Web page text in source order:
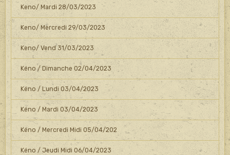
Keno/ Mardi 28/03/2023
Keno/ Mercredi 29/03/2023
Keno/ Vend 31/03/2023
Kéno / Dimanche 02/04/2023
Kéno / Lundi 03/04/2023
Kéno / Mardi 03/04/2023
Kéno / Mercredi Midi 05/04/202
Kéno / Jeudi Midi 06/04/2023